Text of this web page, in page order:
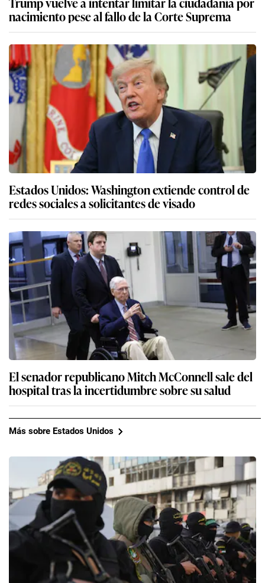
nacimiento pese al fallo de la Corte Suprema
Estados Unidos: Washington extiende control de
redes sociales a solicitantes de visado
El senador republicano Mitch McConnell sale del
hospital tras la incertidumbre sobre su salud
Más sobre Estados Unidos